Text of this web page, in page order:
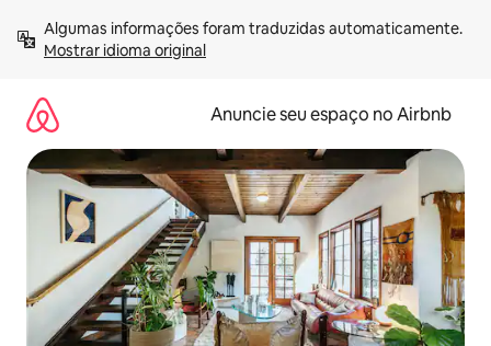
para
Mostrar idioma original
Anuncie seu espaço no Airbnb